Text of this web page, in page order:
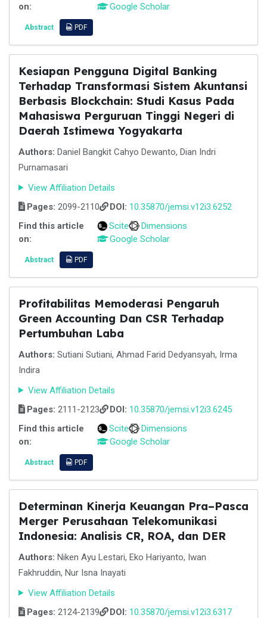
on:
Google Scholar
Abstract PDF
Kesiapan Pengguna Digital Banking
Terhadap Transformasi Sistem Akuntansi
Berbasis Blockchain: Studi Kasus Pada
Mahasiswa Perguruan Tinggi Negeri di
Daerah Istimewa Yogyakarta
Authors: Daniel Bangkit Cahyo Dewanto, Dian Indri
Purnamasari
View Affiliation Details
Pages: 2099-2110 DOI: 10.35870/jemsi.v12i3.6252
Find this article
on:
Scite
Dimensions
Google Scholar
Abstract PDF
Profitabilitas Memoderasi Pengaruh
Green Accounting Dan CSR Terhadap
Pertumbuhan Laba
Authors: Sutiani Sutiani, Ahmad Farid Dedyansyah, Irma
Indira
View Affiliation Details
Pages: 2111-2123 DOI: 10.35870/jemsi.v12i3.6245
Find this article
on:
Scite
Dimensions
Google Scholar
Abstract PDF
Determinan Kinerja Keuangan Pra–Pasca
Merger Perusahaan Telekomunikasi
Indonesia: Analisis CR, ROA, dan DER
Authors: Niken Ayu Lestari, Eko Hariyanto, Iwan
Fakhruddin, Nur Isna Inayati
View Affiliation Details
Pages: 2124-2139 DOI: 10.35870/jemsi.v12i3.6317